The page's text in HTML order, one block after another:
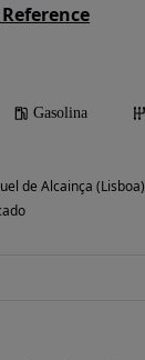
Reference
Gasolina
de Alcainça (Lisboa)